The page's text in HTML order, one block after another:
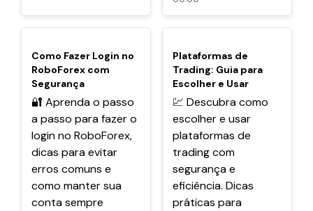
POPULARES
Como Fazer Login no
RoboForex com
Segurança
🔐 Aprenda o passo
a passo para fazer o
login no RoboForex,
dicas para evitar
erros comuns e
como manter sua
conta sempre
POPULARES
Plataformas de
Trading: Guia para
Escolher e Usar
💹 Descubra como
escolher e usar
plataformas de
trading com
segurança e
eficiência. Dicas
práticas para